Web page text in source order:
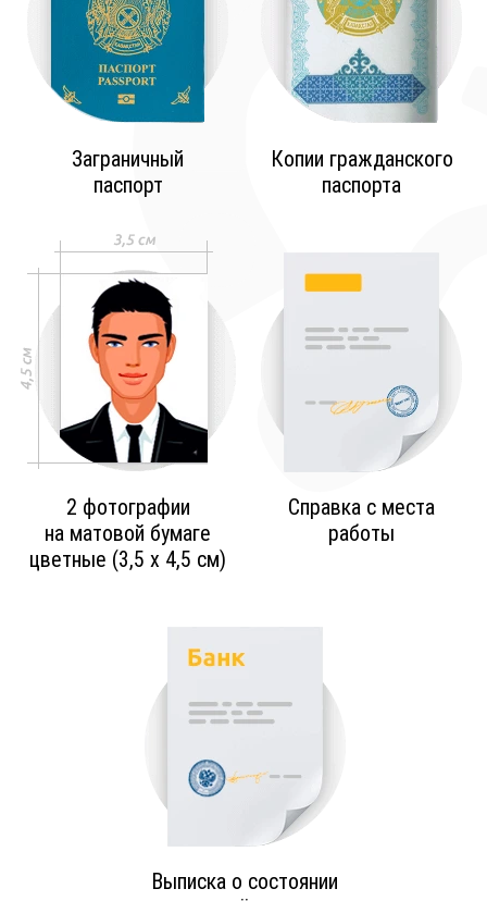
Заграничный
паспорт
Копии гражданского
паспорта
2 фотографии
на матовой бумаге
цветные (3,5 х 4,5 см)
Справка с места
работы
Выписка о состоянии